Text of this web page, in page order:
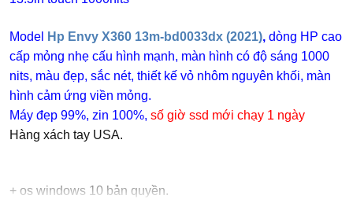
Model Hp Envy X360 13m-bd0033dx (2021), dòng HP cao
cấp mỏng nhẹ cấu hình mạnh, màn hình có độ sáng 1000
nits, màu đẹp, sắc nét, thiết kế vỏ nhôm nguyên khối, màn
hình cảm ứng viền mỏng.
Máy đẹp 99%, zin 100%, số giờ ssd mới chạy 1 ngày
Hàng xách tay USA.
+ os windows 10 bản quyền.